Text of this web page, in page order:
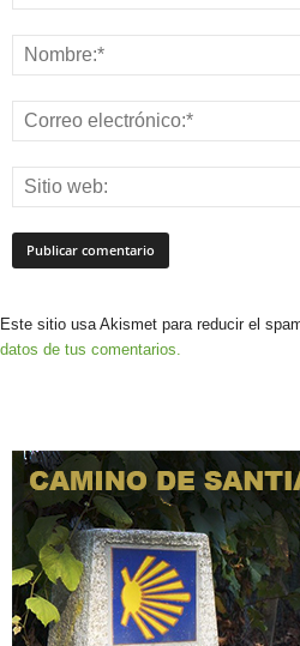
Este sitio usa Akismet para reducir el
datos de tus comentarios.